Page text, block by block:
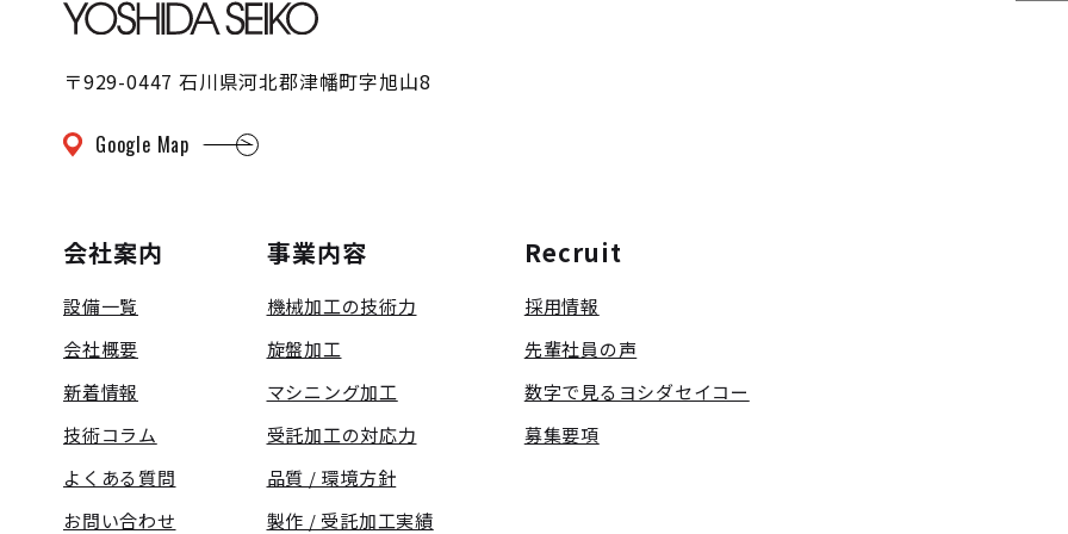
〒929-0447 石川県河北郡津幡町字旭山8
Google Map
会社案内
設備一覧
会社概要
新着情報
技術コラム
よくある質問
お問い合わせ
事業内容
機械加工の技術力
旋盤加工
マシニング加工
受託加工の対応力
品質 / 環境方針
製作 / 受託加工実績
Recruit
採用情報
先輩社員の声
数字で見るヨシダセイコー
募集要項